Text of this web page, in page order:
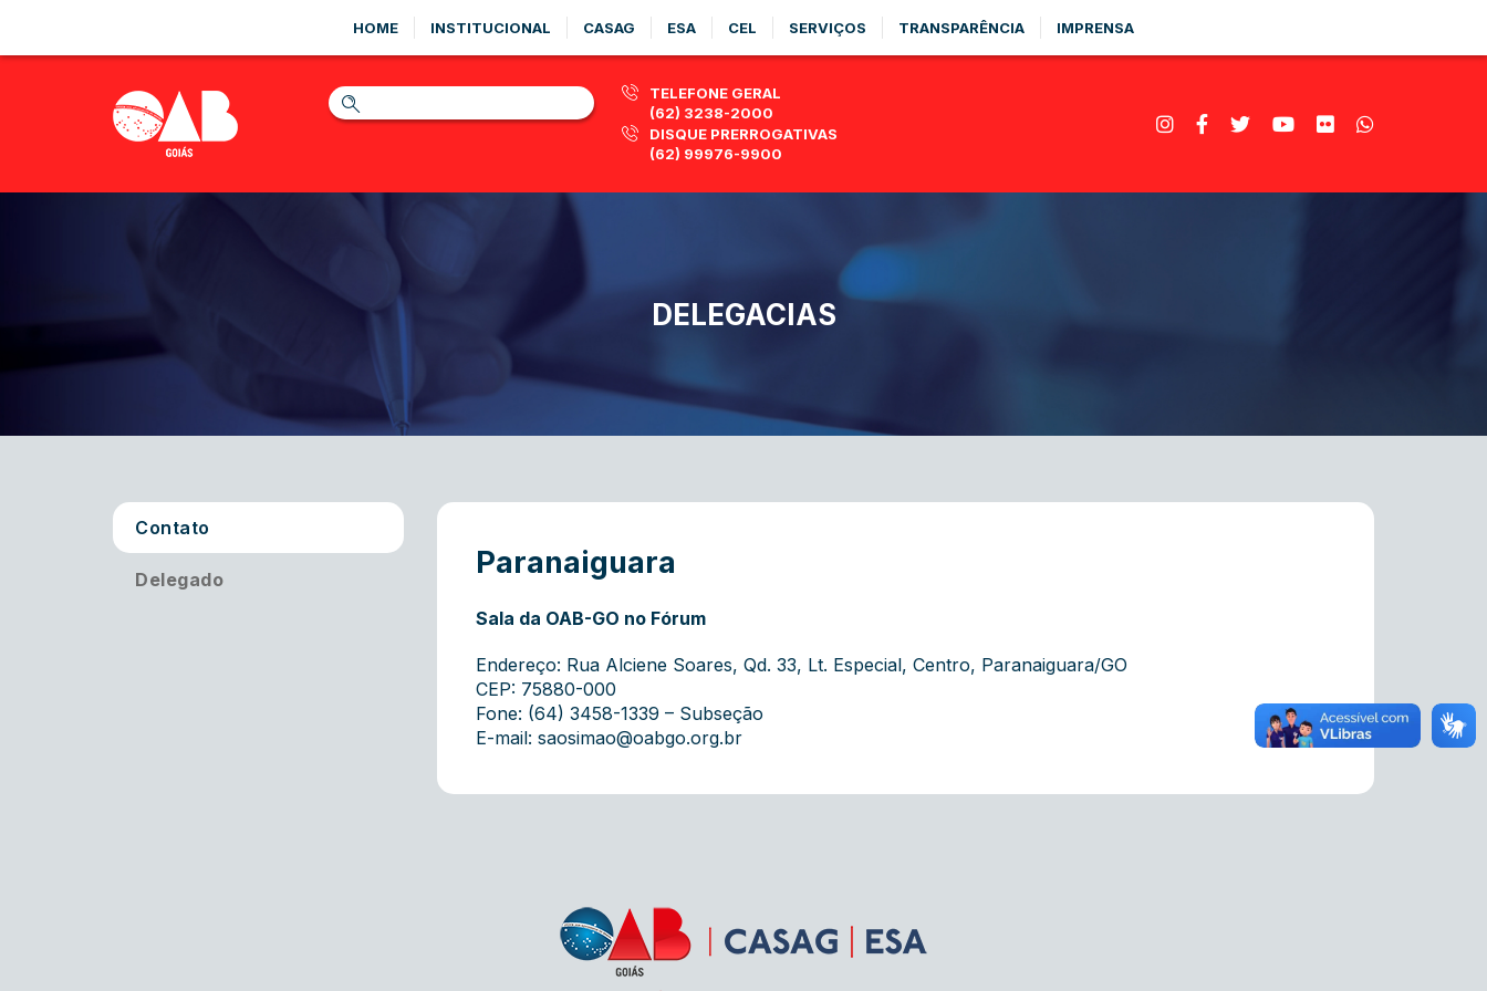
HOME INSTITUCIONAL CASAG ESA CEL SERVIÇOS TRANSPARÊNCIA IMPRENSA
TELEFONE GERAL
(62) 3238-2000
DISQUE PRERROGATIVAS
(62) 99976-9900
DELEGACIAS
Contato
Delegado Paranaiguara
Sala da OAB-GO no Fórum
Endereço: Rua Alciene Soares, Qd. 33, Lt. Especial, Centro, Paranaiguara/GO
CEP: 75880-000
Fone: (64) 3458-1339 – Subseção
E-mail: saosimao@oabgo.org.br